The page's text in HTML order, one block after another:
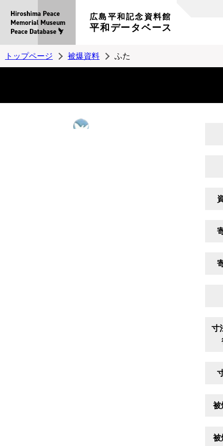
広島平和記念資料館
平和データベース
トップページ 被爆資料 ふた
寸
被
被